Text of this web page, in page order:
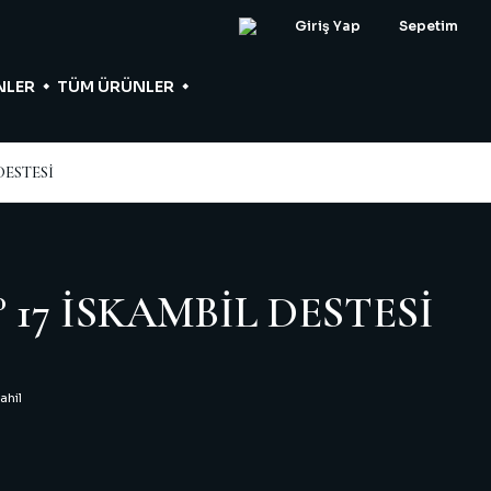
Giriş Yap Sepetim
TÜM ÜRÜNLER
İSKAMBİL DESTESİ